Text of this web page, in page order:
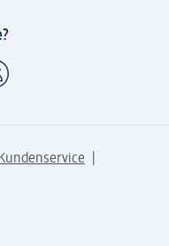
Kundenservice